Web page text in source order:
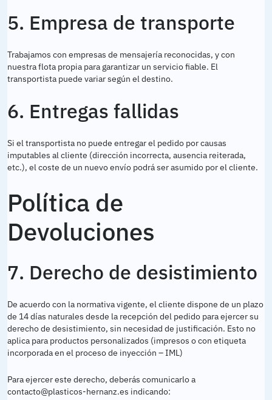
5. Empresa de transporte
Trabajamos con empresas de mensajería reconocidas, y con
nuestra flota propia para garantizar un servicio fiable. El
transportista puede variar según el destino.
6. Entregas fallidas
Si el transportista no puede entregar el pedido por causas
imputables al cliente (dirección incorrecta, ausencia reiterada,
etc.), el coste de un nuevo envío podrá ser asumido por el cliente.
Política de
Devoluciones
7. Derecho de desistimiento
De acuerdo con la normativa vigente, el cliente dispone de un plazo
de 14 días naturales desde la recepción del pedido para ejercer su
derecho de desistimiento, sin necesidad de justificación. Esto no
aplica para productos personalizados (impresos o con etiqueta
incorporada en el proceso de inyección – IML)
Para ejercer este derecho, deberás comunicarlo a
contacto@plasticos-hernanz.es indicando: